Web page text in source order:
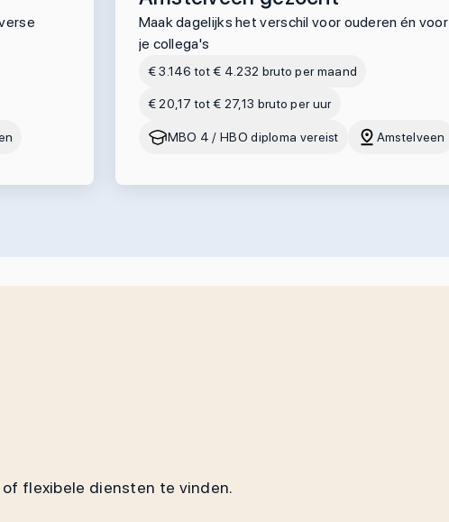
Maak dagelijks het verschil voor ouderen én voor
je collega's
€ 3.146 tot € 4.232 bruto per maand
€ 20,17 tot € 27,13 bruto per uur
MBO 4 / HBO diploma vereist Amstelveen
flexibele diensten te vinden.